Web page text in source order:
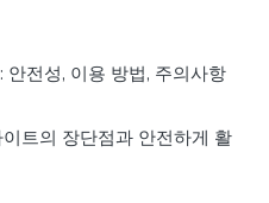
전성, 이용 방법, 주의사항
트의 장단점과 안전하게 활